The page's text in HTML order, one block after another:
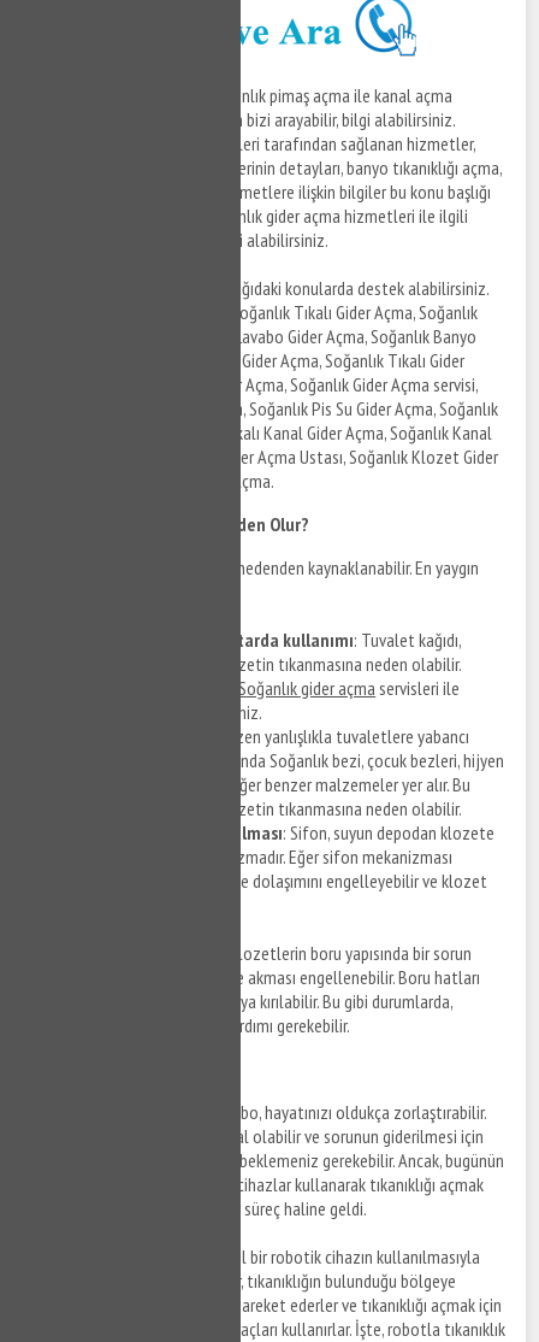
ve Soğanlık pimaş açma ile kanal açma
hizmetleri ile ilgili detaylar için bizi arayabilir, bilgi alabilirsiniz.
Soğanlık tıkanıklık açma servisleri tarafından sağlanan hizmetler,
sunulan tıkanıklık açma servislerinin detayları, banyo tıkanıklığı açma,
klozet tıkanıklığı açma gibi hizmetlere ilişkin bilgiler bu konu başlığı
altında listelenmektedir. Soğanlık gider açma hizmetleri ile ilgili
detaylar için bizi arayabilir, bilgi alabilirsiniz.
Soğanlık gider açma olarak aşağıdaki konularda destek alabilirsiniz.
Soğanlık Mutfak Gider Açma, Soğanlık Tıkalı Gider Açma, Soğanlık
Tuvalet Gider Açma, Soğanlık Lavabo Gider Açma, Soğanlık Banyo
Gider Açma, Soğanlık Kameralı Gider Açma, Soğanlık Tıkalı Gider
Açma, Soğanlık Kırmadan Gider Açma, Soğanlık Gider Açma servisi,
Soğanlık Duşakabin Gider Açma, Soğanlık Pis Su Gider Açma, Soğanlık
Pimaş Gider Açma, Soğanlık Tıkalı Kanal Gider Açma, Soğanlık Kanal
Gider Açma, Soğanlık Tıkalı Gider Açma Ustası, Soğanlık Klozet Gider
Açma, Soğanlık Balkon Gideri Açma.
Klozet Tıkanıklığı Neden Olur?
Klozet tıkanıklığı birçok farklı nedenden kaynaklanabilir. En yaygın
Tuvalet kağıdının fazla miktarda kullanımı: Tuvalet kağıdı,
zamanla borulara birikerek klozetin tıkanmasına neden olabilir.
Soğanlık gider açma servisleri ile
hizmet detaylarına ulaşabilirsiniz.
: İnsanlar bazen yanlışlıkla tuvaletlere yabancı
cisimler atabilirler. Bunlar arasında Soğanlık bezi, çocuk bezleri, hijyen
pedleri, pamuklu çubuklar ve diğer benzer malzemeler yer alır. Bu
nesneler, borulara sıkışarak klozetin tıkanmasına neden olabilir.
Sifon mekanizmasının bozulması: Sifon, suyun depodan klozete
akmasını kontrol eden mekanizmadır. Eğer sifon mekanizması
bozulursa, suyun normal şekilde dolaşımını engelleyebilir ve klozet
: Klozetlerin boru yapısında bir sorun
olduğunda, suyun doğru şekilde akması engellenebilir. Boru hatları
çeşitli nedenlerle tıkanabilir veya kırılabilir. Bu gibi durumlarda,
profesyonel bir tesisatçının yardımı gerekebilir.
Tıkanmış bir tuvalet ya da lavabo, hayatınızı oldukça zorlaştırabilir.
Tesisatçı çağırmak pahalıya mal olabilir ve sorunun giderilmesi için
birkaç saat ya da hatta günler beklemeniz gerekebilir. Ancak, bugünün
teknolojisi sayesinde, robotik cihazlar kullanarak tıkanıklığı açmak
artık çok daha kolay ve hızlı bir süreç haline geldi.
, özel bir robotik cihazın kullanılmasıyla
yapılan bir işlemdir. Bu robotlar, tıkanıklığın bulunduğu bölgeye
gönderilen bir kablo üzerinde hareket ederler ve tıkanıklığı açmak için
yüksek basınçlı su veya diğer araçları kullanırlar. İşte, robotla tıkanıklık